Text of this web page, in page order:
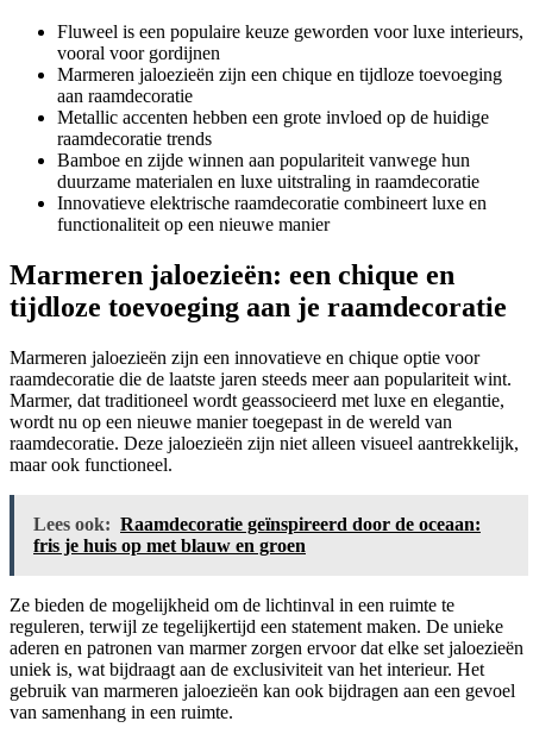
Fluweel is een populaire keuze geworden voor luxe interieurs,
vooral voor gordijnen
Marmeren jaloezieën zijn een chique en tijdloze toevoeging
aan raamdecoratie
Metallic accenten hebben een grote invloed op de huidige
raamdecoratie trends
Bamboe en zijde winnen aan populariteit vanwege hun
duurzame materialen en luxe uitstraling in raamdecoratie
Innovatieve elektrische raamdecoratie combineert luxe en
functionaliteit op een nieuwe manier
Marmeren jaloezieën: een chique en
tijdloze toevoeging aan je raamdecoratie
Marmeren jaloezieën zijn een innovatieve en chique optie voor
raamdecoratie die de laatste jaren steeds meer aan populariteit wint.
Marmer, dat traditioneel wordt geassocieerd met luxe en elegantie,
wordt nu op een nieuwe manier toegepast in de wereld van
raamdecoratie. Deze jaloezieën zijn niet alleen visueel aantrekkelijk,
maar ook functioneel.
Lees ook: Raamdecoratie geïnspireerd door de oceaan:
fris je huis op met blauw en groen
Ze bieden de mogelijkheid om de lichtinval in een ruimte te
reguleren, terwijl ze tegelijkertijd een statement maken. De unieke
aderen en patronen van marmer zorgen ervoor dat elke set jaloezieën
uniek is, wat bijdraagt aan de exclusiviteit van het interieur. Het
gebruik van marmeren jaloezieën kan ook bijdragen aan een gevoel
van samenhang in een ruimte.